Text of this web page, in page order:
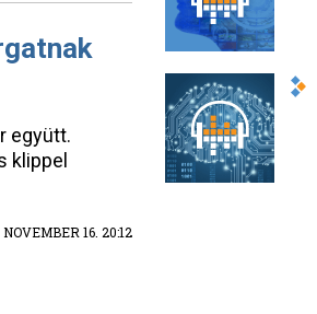
együtt.
klippel
NOVEMBER 16. 20:12